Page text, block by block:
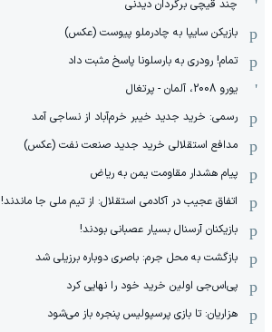
چند قیچی برگردان دیدنی
بازیکن سایپا به چادرملو پیوست (عکس)
تمام! رودری به بارسلونا پاسخ مثبت داد
یورو 2008، آلمان - پرتغال
رسمی: خرید جدید خیبر خرم‌آباد از نساجی آمد
مدافع استقلالی خرید جدید صنعت نفت (عکس)
پیام هشدار مقاومت یمن به ریاض
اتفاق عجیب در آکادمی استقلال: از تیم ملی جا ماندند!
بازیکنان آرسنال بسیار عصبانی بودند!
بازگشت به محل جرم: باصری دوباره برزیلی شد
پی‌اس‌جی اولین خرید خود را نهایی کرد
هزاریان: تا بازی پرسپولیس پنجره باز می‌شود